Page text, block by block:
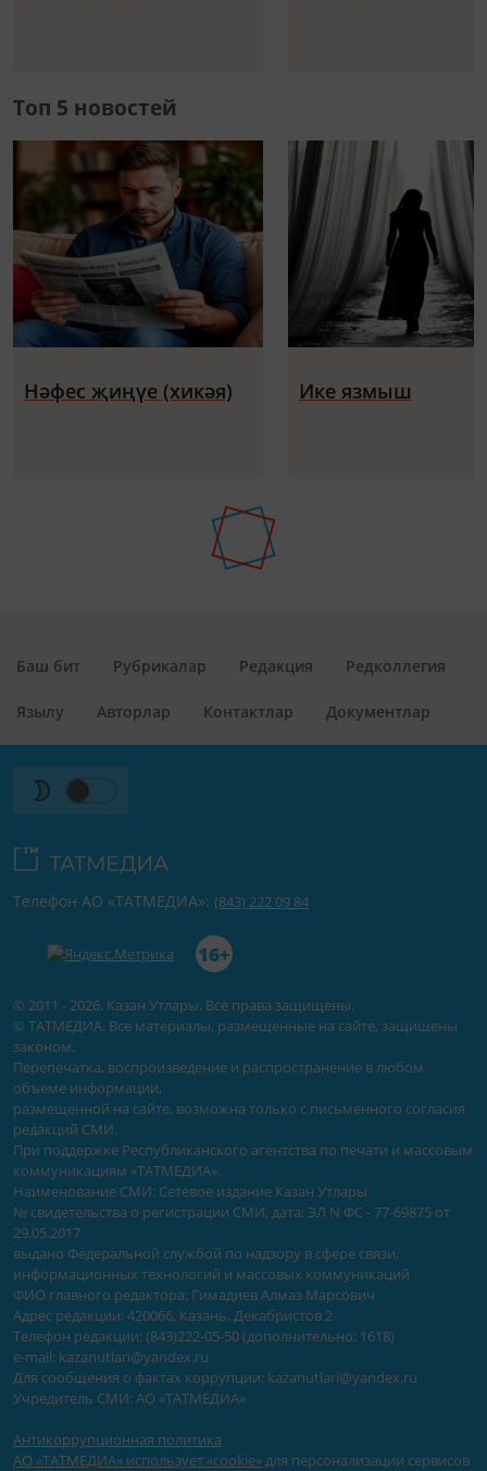
Топ 5 новостей
Нәфес җиңүе (хикәя) Ике язмыш
Баш бит Рубрикалар Редакция Редколлегия
Язылу Авторлар Контактлар Документлар
© 2011 - 2026. Казан Утлары. Все права защищены.
© ТАТМЕДИА. Все материалы, размещенные на сайте, защищены
законом.
Перепечатка, воспроизведение и распространение в любом
объеме информации,
размещенной на сайте, возможна только с письменного согласия
редакций СМИ.
При поддержке Республиканского агентства по печати и массовым
коммуникациям «ТАТМЕДИА».
Наименование СМИ: Сетевое издание Казан Утлары
№ свидетельства о регистрации СМИ, дата: ЭЛ N ФС - 77-69875 от
29.05.2017
выдано Федеральной службой по надзору в сфере связи,
информационных технологий и массовых коммуникаций
ФИО главного редактора: Гимадиев Алмаз Марсович
Адрес редакции: 420066, Казань, Декабристов 2
Телефон редакции: (843)222-05-50 (дополнительно: 1618)
e-mail: kazanutlari@yandex.ru
Для сообщения о фактах коррупции: kazanutlari@yandex.ru
Учредитель СМИ: АО «ТАТМЕДИА»
Антикоррупционная политика
АО «ТАТМЕДИА» использует «cookie»для персонализации сервисов
Телефон АО «ТАТМЕДИА»: (843) 222 09 84
16+